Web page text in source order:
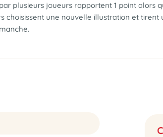
plusieurs joueurs rapportent 1 point
une nouvelle illustration et tirent